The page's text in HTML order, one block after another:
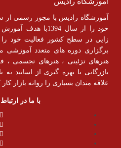
آموزشگاه رادیس با مجوز رسمی از
خود را از سال
زایی در سطح کشور فعالیت خود را
برگزاری دوره های متعدد آموزشی
هنرهای تزئینی ، هنرهای تجسمی ،
یازرگانی با بهره گیری از اساتید
علاقه مندان بسیاری را روانه بازار کار
با ما در